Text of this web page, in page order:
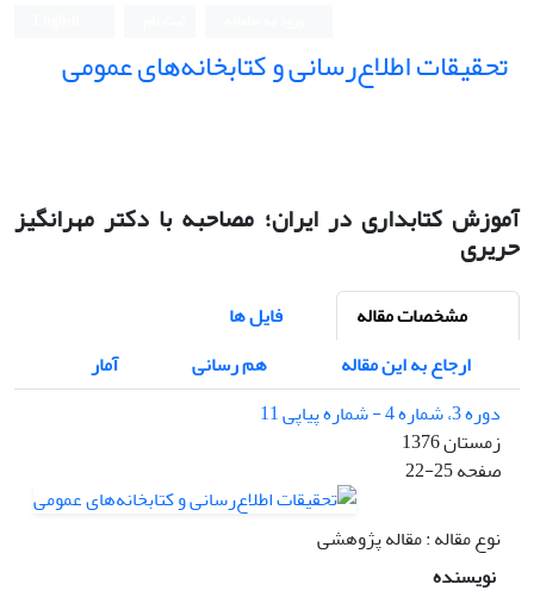
تحقیقات اطلاع‌رسانی و کتابخانه‌های عمومی
آموزش کتابداری در ایران؛ مصاحبه با دکتر مهرانگیز
حریری
مشخصات مقاله
فایل ها
ارجاع به این مقاله
هم رسانی
آمار
دوره 3، شماره 4 - شماره پیاپی 11
زمستان 1376
صفحه22-25
نوع مقاله : مقاله پژوهشی
نویسنده